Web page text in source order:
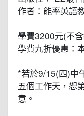
作者：能率英語
學費3200元(不
學費九折優惠：
*若於9/15(四)中
五個工作天，恕
意。